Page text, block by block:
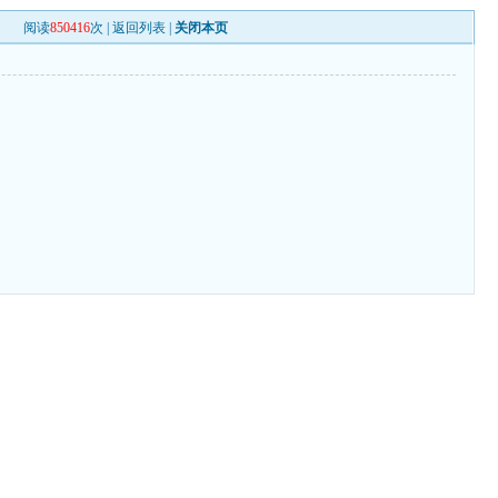
阅读850416次 |返回列表 关闭本页